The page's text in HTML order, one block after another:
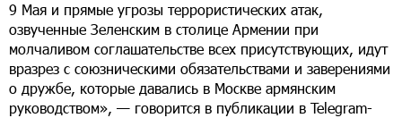
9 Мая и прямые угрозы террористических атак,
озвученные Зеленским в столице Армении при
молчаливом соглашательстве всех присутствующих, идут
вразрез с союзническими обязательствами и заверениями
о дружбе, которые давались в Москве армянским
руководством», — говорится в публикации в Telegram-